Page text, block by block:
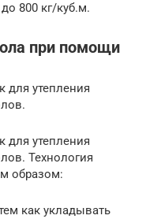
800 кг/куб.м.
при помощи
для утепления
для утепления
Технология
образом:
как укладывать